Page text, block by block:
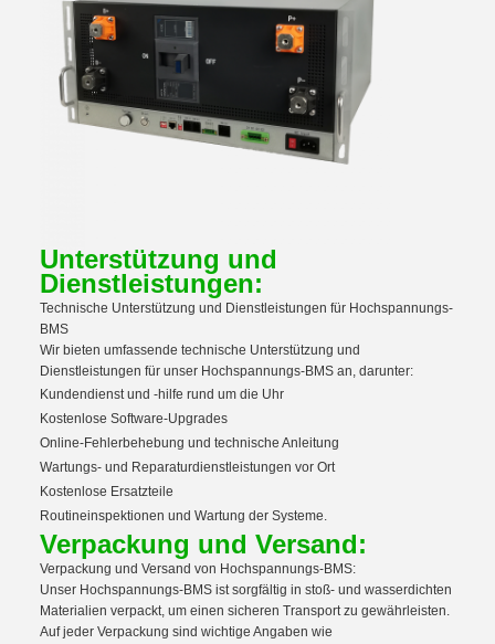
Unterstützung und
Dienstleistungen:
Technische Unterstützung und Dienstleistungen für Hochspannungs-
BMS
Wir bieten umfassende technische Unterstützung und
Dienstleistungen für unser Hochspannungs-BMS an, darunter:
Kundendienst und -hilfe rund um die Uhr
Kostenlose Software-Upgrades
Online-Fehlerbehebung und technische Anleitung
Wartungs- und Reparaturdienstleistungen vor Ort
Kostenlose Ersatzteile
Routineinspektionen und Wartung der Systeme.
Verpackung und Versand:
Verpackung und Versand von Hochspannungs-BMS:
Unser Hochspannungs-BMS ist sorgfältig in stoß- und wasserdichten
Materialien verpackt, um einen sicheren Transport zu gewährleisten.
Auf jeder Verpackung sind wichtige Angaben wie